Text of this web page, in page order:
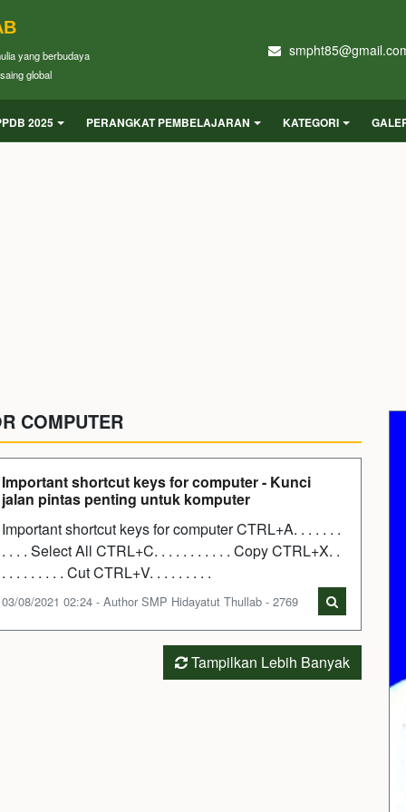
yang berbudaya
global
2025 PERANGKAT PEMBELAJARAN KATEGORI
COMPUTER
Important shortcut keys for computer - Kunci
jalan pintas penting untuk komputer
Important shortcut keys for computer CTRL+A. . . . . . .
. . . . Select All CTRL+C. . . . . . . . . . . Copy CTRL+X. .
. . . . . . . . . Cut CTRL+V. . . . . . . . .
03/08/2021 02:24 - Author SMP Hidayatut Thullab - 2769
Tampilkan Lebih Banyak